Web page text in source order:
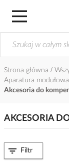
Strona główna
Aparatura
Akcesoria do
AKCESORIA
Filtr